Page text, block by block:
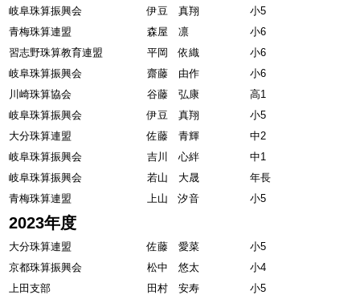
岐阜珠算振興会
伊豆 真翔
小5
青梅珠算連盟
森屋 凛
小6
習志野珠算教育連盟
平岡 依織
小6
岐阜珠算振興会
齋藤 由作
小6
川崎珠算協会
谷藤 弘康
高1
岐阜珠算振興会
伊豆 真翔
小5
大分珠算連盟
佐藤 青輝
中2
岐阜珠算振興会
吉川 心絆
中1
岐阜珠算振興会
若山 大晟
年長
青梅珠算連盟
上山 汐音 小5
2023年度
大分珠算連盟 佐藤 愛菜
小5
京都珠算振興会
松中 悠太
小4
上田支部
田村 安寿
小5